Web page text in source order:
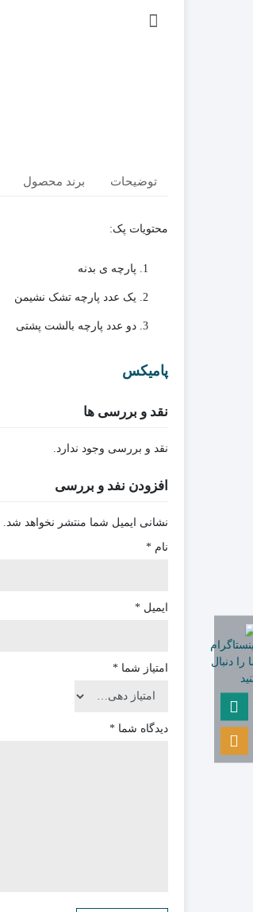
توضیحات برند محصول
محتویات پک:
پارچه ی بدنه
یک عدد پارچه تشک نشیمن
دو عدد پارچه بالشت پشتی
پامیکس
نقد و بررسی ها
نقد و بررسی وجود ندارد.
افزودن نفد و بررسی
نشانی ایمیل شما منتشر نخواهد شد.
نام *
ایمیل *
امتیاز شما *
دیدگاه شما *